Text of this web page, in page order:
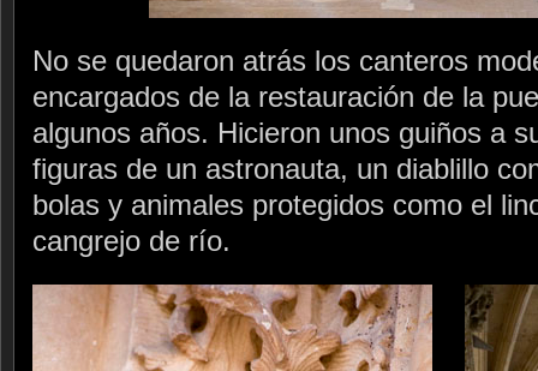
No se quedaron atrás los canteros
encargados de la restauración de la
algunos años. Hicieron unos guiños a
figuras de un astronauta, un diablillo
bolas y animales protegidos como el
cangrejo de río.